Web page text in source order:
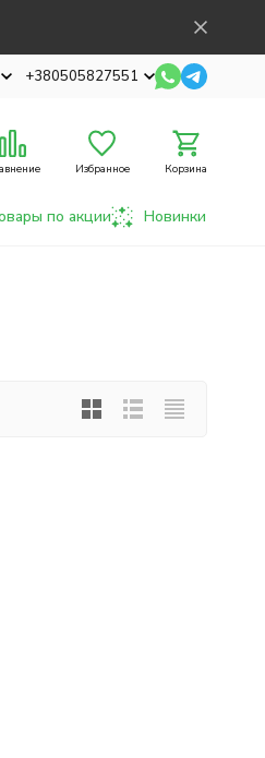
+380505827551
Избранное Корзина
по акции Новинки